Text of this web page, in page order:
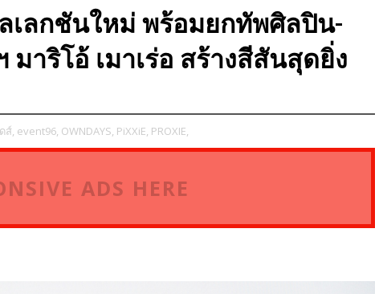
ลเลกชันใหม่ พร้อมยกทัพศิลปิน-
าริโอ้ เมาเร่อ สร้างสีสันสุดยิ่ง
ส์, event96, OWNDAYS, PiXXiE, PROXIE,
ADS HERE